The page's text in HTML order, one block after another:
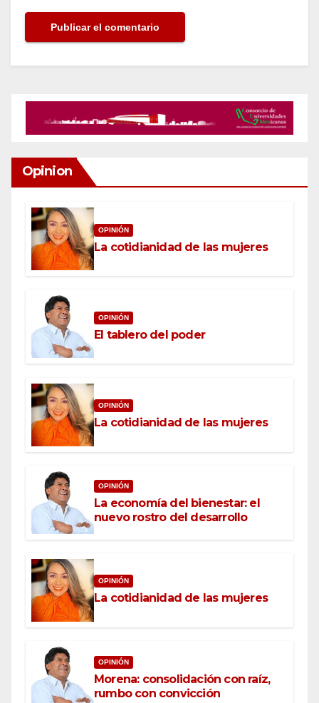
Opinion
OPINIÓN
La cotidianidad de las mujeres
OPINIÓN
El tablero del poder
OPINIÓN
La cotidianidad de las mujeres
OPINIÓN
La economía del bienestar: el
nuevo rostro del desarrollo
OPINIÓN
La cotidianidad de las mujeres
OPINIÓN
Morena: consolidación con raíz,
rumbo con convicción